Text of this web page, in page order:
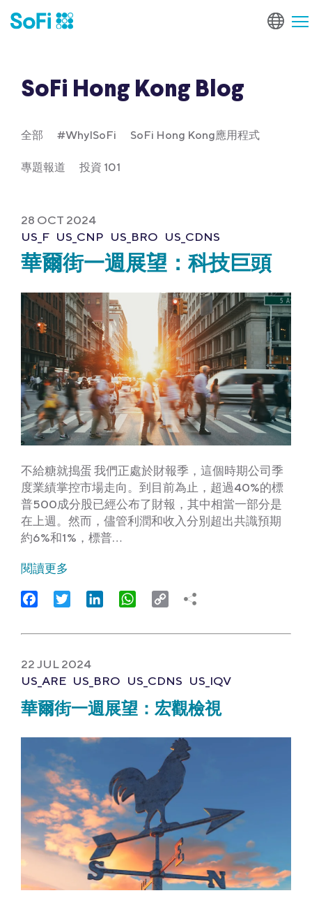
SoFi Hong Kong Blog
全部 #WhyISoFi SoFi Hong Kong應用程式
專題報道 投資 101
28 OCT 2024
US_F US_CNP US_BRO US_CDNS
華爾街一週展望：科技巨頭
不給糖就搗蛋 我們正處於財報季，這個時期公司季
度業績掌控市場走向。到目前為止，超過40%的標
普500成分股已經公布了財報，其中相當一部分是
在上週。然而，儘管利潤和收入分別超出共識預期
約6%和1%，標普…
閱讀更多
FacebookTwitter LinkedIn WhatsApp
Copy
22 JUL 2024
US_ARE US_BRO US_CDNS US_IQV
華爾街一週展望：宏觀檢視